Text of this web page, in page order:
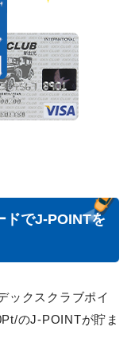
ドでJ-POINTを
ックスクラブポイ
のJ-POINTが貯ま